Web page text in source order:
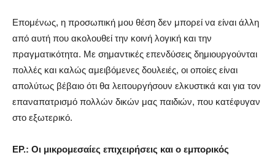
Επομένως, η προσωπική μου θέση δεν μπορεί να είναι άλλη
από αυτή που ακολουθεί την κοινή λογική και την
πραγματικότητα. Με σημαντικές επενδύσεις δημιουργούνται
πολλές και καλώς αμειβόμενες δουλειές, οι οποίες είναι
απολύτως βέβαιο ότι θα λειτουργήσουν ελκυστικά και για τον
επαναπατρισμό πολλών δικών μας παιδιών, που κατέφυγαν
στο εξωτερικό.
ΕΡ.: Οι μικρομεσαίες επιχειρήσεις και ο εμπορικός